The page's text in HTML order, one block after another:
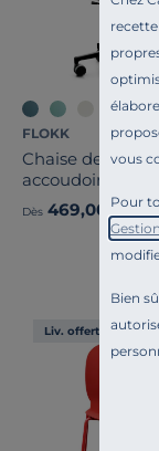
vous
Pour
Bien
+5
FLOKK
Chaise de
accoudoirs Noor
Dès 469,00 €
Liv. offerte